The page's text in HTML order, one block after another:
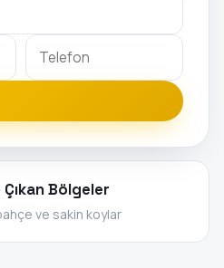
Bölgeler
ve sakin koylar